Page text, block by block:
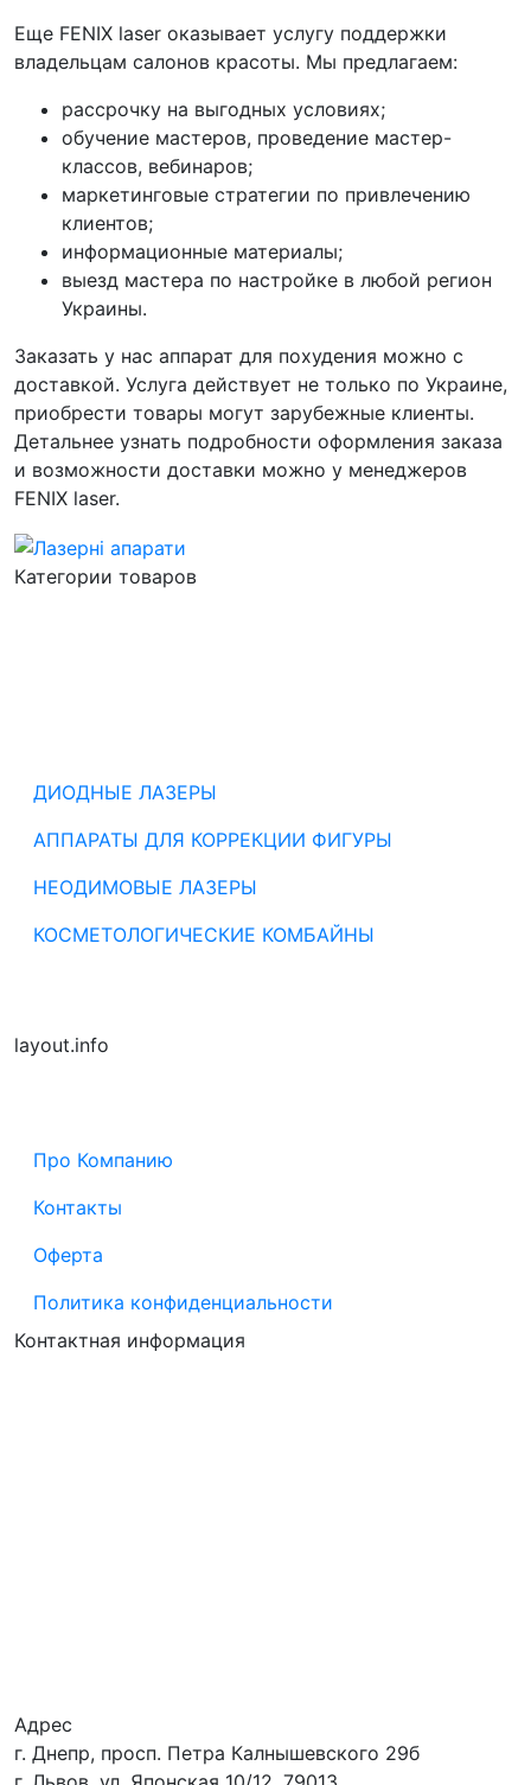
Еще FENIX laser оказывает услугу поддержки
владельцам салонов красоты. Мы предлагаем:
рассрочку на выгодных условиях;
обучение мастеров, проведение мастер-
классов, вебинаров;
маркетинговые стратегии по привлечению
клиентов;
информационные материалы;
выезд мастера по настройке в любой регион
Украины.
Заказать у нас аппарат для похудения можно с
доставкой. Услуга действует не только по Украине,
приобрести товары могут зарубежные клиенты.
Детальнее узнать подробности оформления заказа
и возможности доставки можно у менеджеров
FENIX laser.
Категории товаров
ДИОДНЫЕ ЛАЗЕРЫ
АППАРАТЫ ДЛЯ КОРРЕКЦИИ ФИГУРЫ
НЕОДИМОВЫЕ ЛАЗЕРЫ
КОСМЕТОЛОГИЧЕСКИЕ КОМБАЙНЫ
layout.info
Про Компанию
Контакты
Оферта
Политика конфиденциальности
Контактная информация
Адрес
г. Днепр, просп. Петра Калнышевского 29б